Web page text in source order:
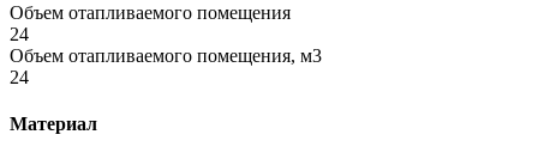
Объем отапливаемого помещения
24
Объем отапливаемого помещения, м3
24
Материал